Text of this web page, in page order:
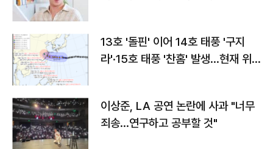
13호 '돌핀' 이어 14호 태풍 '구지
라'·15호 태풍 '찬홈' 발생…현재 위
이상준, LA 공연 논란에 사과 "너무
죄송…연구하고 공부할 것"